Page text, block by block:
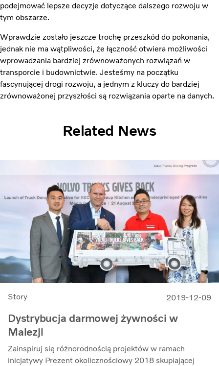
podejmować lepsze decyzje dotyczące dalszego rozwoju w
tym obszarze.
Wprawdzie zostało jeszcze trochę przeszkód do pokonania,
jednak nie ma wątpliwości, że łączność otwiera możliwości
wprowadzania bardziej zrównoważonych rozwiązań w
transporcie i budownictwie. Jesteśmy na początku
fascynującej drogi rozwoju, a jednym z kluczy do bardziej
zrównoważonej przyszłości są rozwiązania oparte na danych.
Related News
Story 2019-12-09
Dystrybucja darmowej żywności w
Malezji
Zainspiruj się różnorodnością projektów w ramach
inicjatywy Prezent okolicznościowy 2018 skupiającej